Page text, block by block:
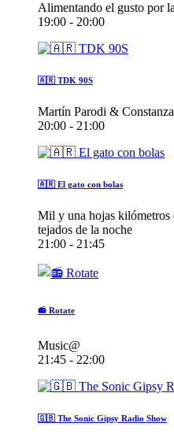
Alimentando el gusto por
19:00 - 20:00
🇦🇷 TDK 90S
Martín Parodi &
20:00 - 21:00
🇦🇷 El gato con bolas
Mil y una hojas kilómetros
tejados de la noche
21:00 - 21:45
📻 Rotate
Music@
21:45 - 22:00
🇬🇧 The Sonic Gipsy Radio Show